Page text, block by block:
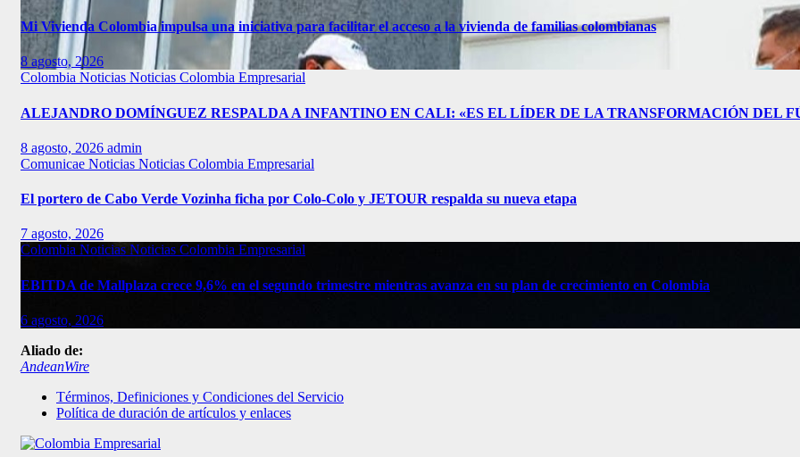
Mi Vivienda Colombia impulsa una iniciativa para facilitar el acceso a la vivienda de familias colombianas
8 agosto, 2026
Colombia Noticias Noticias Colombia Empresarial
ALEJANDRO DOMÍNGUEZ RESPALDA A INFANTINO EN CALI: «ES EL LÍDER DE LA TRANSFORMACIÓN DEL
8 agosto, 2026 admin
Comunicae Noticias Noticias Colombia Empresarial
El portero de Cabo Verde Vozinha ficha por Colo-Colo y JETOUR respalda su nueva etapa
7 agosto, 2026
Colombia Noticias Noticias Colombia Empresarial
EBITDA de Mallplaza crece 9,6% en el segundo trimestre mientras avanza en su plan de crecimiento en Colombia
6 agosto, 2026
Aliado de:
AndeanWire
Términos, Definiciones y Condiciones del Servicio
Política de duración de artículos y enlaces